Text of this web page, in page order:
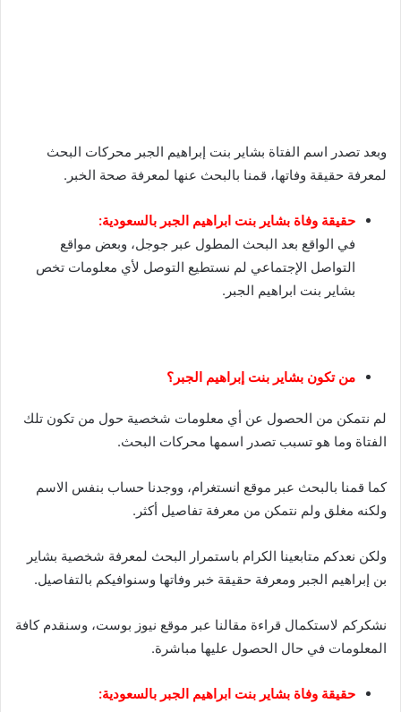
وبعد تصدر اسم الفتاة بشاير بنت إبراهيم الجبر محركات البحث
لمعرفة حقيقة وفاتها، قمنا بالبحث عنها لمعرفة صحة الخبر.
حقيقة وفاة بشاير بنت ابراهيم الجبر بالسعودية:
في الواقع بعد البحث المطول عبر جوجل، وبعض مواقع
التواصل الإجتماعي لم نستطيع التوصل لأي معلومات تخص
بشاير بنت ابراهيم الجبر.
من تكون بشاير بنت إبراهيم الجبر؟
لم نتمكن من الحصول عن أي معلومات شخصية حول من تكون تلك
الفتاة وما هو تسبب تصدر اسمها محركات البحث.
كما قمنا بالبحث عبر موقع انستغرام، ووجدنا حساب بنفس الاسم
ولكنه مغلق ولم نتمكن من معرفة تفاصيل أكثر.
ولكن نعدكم متابعينا الكرام باستمرار البحث لمعرفة شخصية بشاير
بن إبراهيم الجبر ومعرفة حقيقة خبر وفاتها وسنوافيكم بالتفاصيل.
نشكركم لاستكمال قراءة مقالنا عبر موقع نيوز بوست، وسنقدم كافة
المعلومات في حال الحصول عليها مباشرة.
حقيقة وفاة بشاير بنت ابراهيم الجبر بالسعودية: